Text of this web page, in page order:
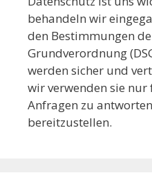
behandeln wir
den Bestimmungen
Grundverordnung
werden sicher und
wir verwenden sie nur
Anfragen zu
bereitzustellen.